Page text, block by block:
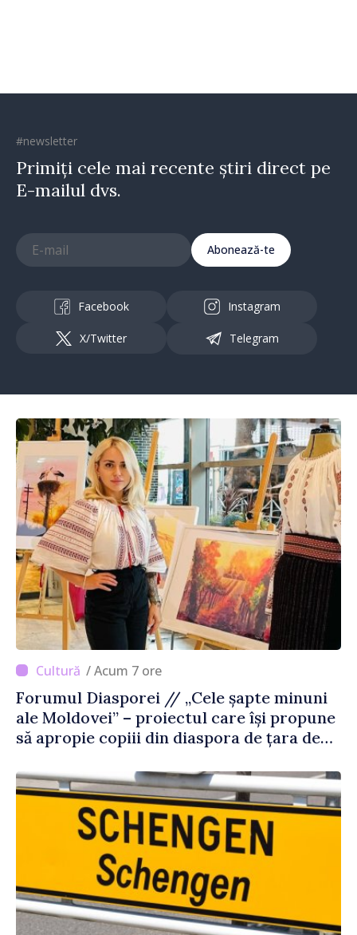
#newsletter
Primiți cele mai recente știri direct pe
E-mailul dvs.
Abonează-te
Facebook Instagram
X/Twitter Telegram
/ Acum 7 ore
Forumul Diasporei // „Cele șapte minuni
ale Moldovei” – proiectul care își propune
să apropie copiii din diaspora de țara de